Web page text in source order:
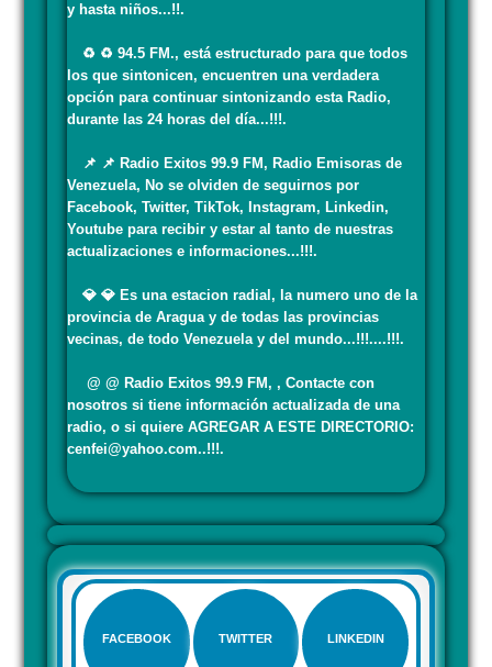
y hasta niños...!!.
♻️ ♻️ 94.5 FM., está estructurado para que todos
los que sintonicen, encuentren una verdadera
opción para continuar sintonizando esta Radio,
durante las 24 horas del día...!!!.
📌 📌 Radio Exitos 99.9 FM, Radio Emisoras de
Venezuela, No se olviden de seguirnos por
Facebook, Twitter, TikTok, Instagram, Linkedin,
Youtube para recibir y estar al tanto de nuestras
actualizaciones e informaciones...!!!.
💎 💎 Es una estacion radial, la numero uno de la
provincia de Aragua y de todas las provincias
vecinas, de todo Venezuela y del mundo...!!!....!!!.
@ @ Radio Exitos 99.9 FM, , Contacte con
nosotros si tiene información actualizada de una
radio, o si quiere AGREGAR A ESTE DIRECTORIO:
cenfei@yahoo.com..!!!.
FACEBOOK TWITTER LINKEDIN